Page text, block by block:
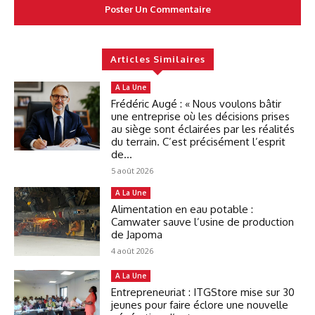
Articles Similaires
A La Une
Frédéric Augé : « Nous voulons bâtir
une entreprise où les décisions prises
au siège sont éclairées par les réalités
du terrain. C’est précisément l’esprit
de...
5 août 2026
A La Une
Alimentation en eau potable :
Camwater sauve l’usine de production
de Japoma
4 août 2026
A La Une
Entrepreneuriat : ITGStore mise sur 30
jeunes pour faire éclore une nouvelle